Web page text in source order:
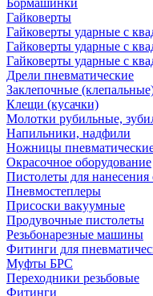
Бормашинки
Гайковерты
Гайковерты ударные с
Гайковерты ударные с
Гайковерты ударные с
Дрели пневматические
Заклепочные
Клещи (кусачки)
Молотки рубильные,
Напильники, надфили
Ножницы
Окрасочное оборудование
Пистолеты для нанесения
Пневмостеплеры
Присоски вакуумные
Продувочные пистолеты
Резьбонарезные машины
Фитинги для
Муфты БРС
Переходники резьбовые
Фитинги